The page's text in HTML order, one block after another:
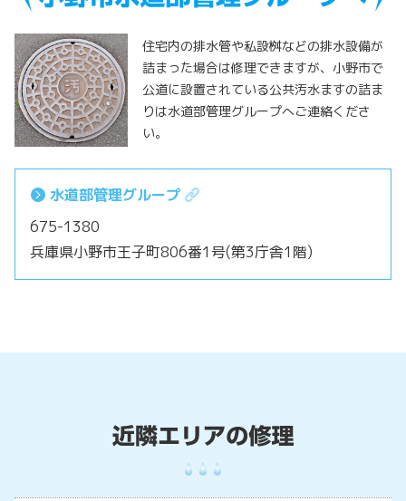
住宅内の排水管や私設桝などの排水設備が
詰まった場合は修理できますが、小野市で
公道に設置されている公共汚水ますの詰ま
りは水道部管理グループへご連絡くださ
い。
水道部管理グループ
675-1380
兵庫県小野市王子町806番1号(第3庁舎1階)